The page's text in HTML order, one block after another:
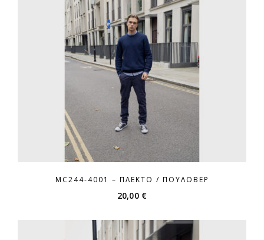
MC244-4001 – ΠΛΕΚΤΌ / ΠΟΥΛΌΒΕΡ
20,00 €